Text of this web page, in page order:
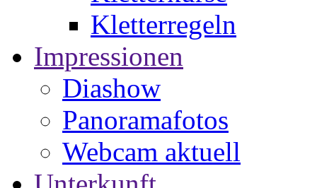
Kletterregeln
Impressionen
Diashow
Panoramafotos
Webcam aktuell